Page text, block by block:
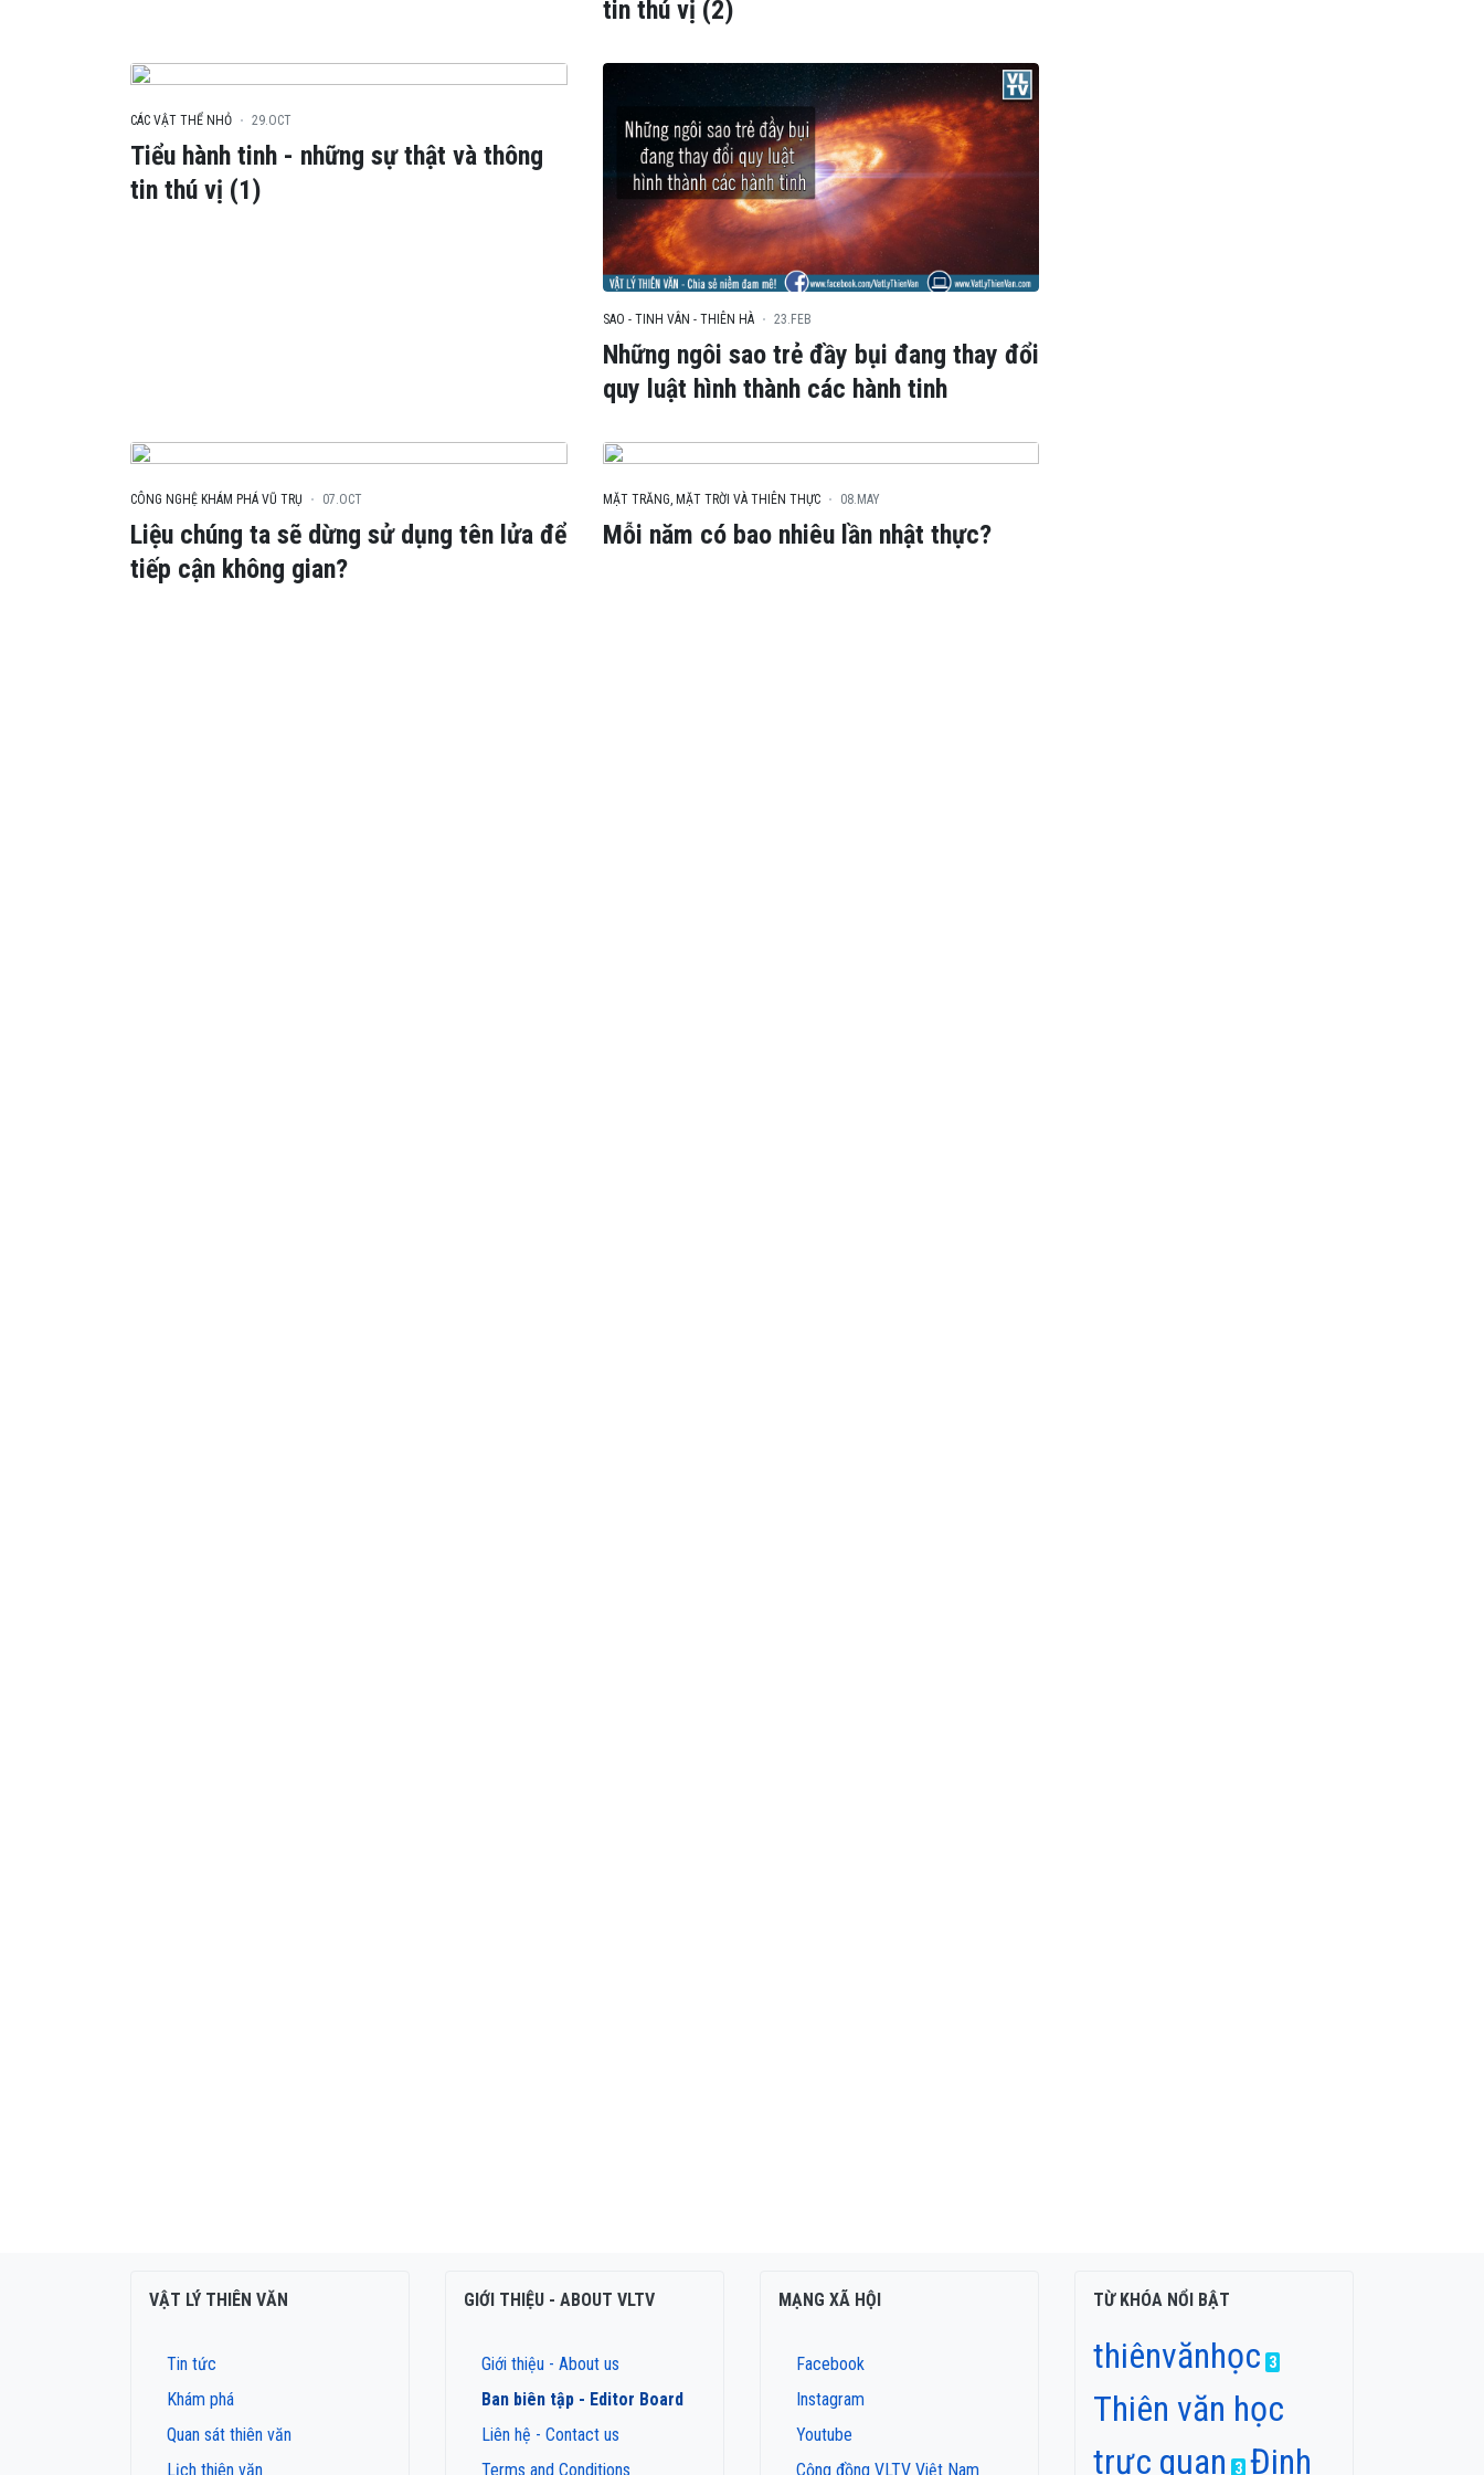
tin thú vị (2)
CÁC VẬT THỂ NHỎ 29.OCT
Tiểu hành tinh - những sự thật và thông
tin thú vị (1)
SAO - TINH VÂN - THIÊN HÀ 23.FEB
Những ngôi sao trẻ đầy bụi đang thay đổi
quy luật hình thành các hành tinh
CÔNG NGHỆ KHÁM PHÁ VŨ TRỤ 07.OCT
Liệu chúng ta sẽ dừng sử dụng tên lửa để
tiếp cận không gian?
MẶT TRĂNG, MẶT TRỜI VÀ THIÊN THỰC 08.MAY
Mỗi năm có bao nhiêu lần nhật thực?
VẬT LÝ THIÊN VĂN
Tin tức
Khám phá
Quan sát thiên văn
Lịch thiên văn
GIỚI THIỆU - ABOUT VLTV
Giới thiệu - About us
Ban biên tập - Editor Board
Liên hệ - Contact us
Terms and Conditions
MẠNG XÃ HỘI
Facebook
Instagram
Youtube
Cộng đồng VLTV Việt Nam
TỪ KHÓA NỔI BẬT
thiênvănhọc 3
Thiên văn học
trực quan
3 Đinh